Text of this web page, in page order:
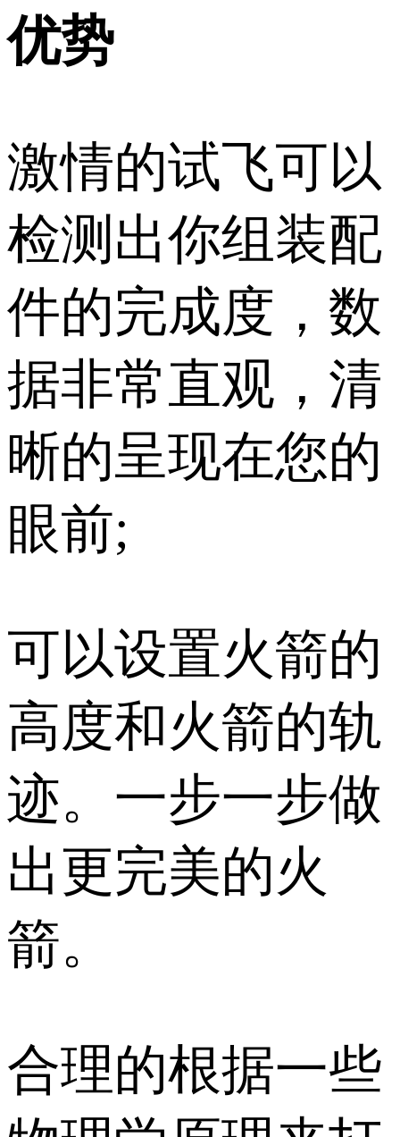
优势
激情的试飞可以
检测出你组装配
件的完成度，数
据非常直观，清
晰的呈现在您的
眼前;
可以设置火箭的
高度和火箭的轨
迹。一步一步做
出更完美的火
箭。
合理的根据一些